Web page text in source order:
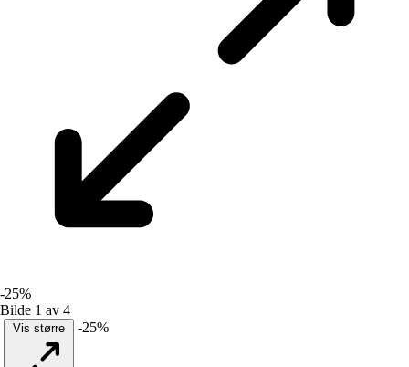
-25%
Bilde 1 av 4
Vis større -25%